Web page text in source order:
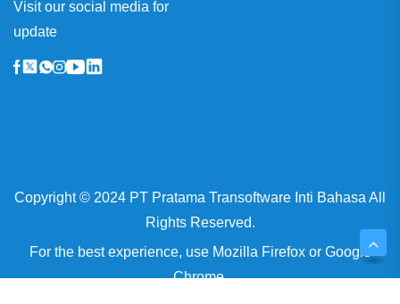
Visit our social media for
update
Copyright © 2024 PT Pratama Transoftware Inti Bahasa All
Rights Reserved.
For the best experience, use Mozilla Firefoxor Google
Chrome.